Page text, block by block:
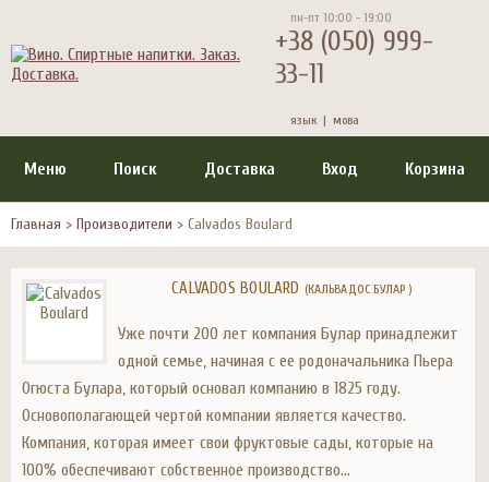
пн-пт 10:00 - 19:00
+38 (050) 999-
33-11
язык | мова
Меню Поиск Доставка Вход Корзина
Главная > Производители > Calvados Boulard
CALVADOS BOULARD (КАЛЬВАДОС БУЛАР )
Уже почти 200 лет компания Булар принадлежит
одной семье, начиная с ее родоначальника Пьера
Огюста Булара, который основал компанию в 1825 году.
Основополагающей чертой компании является качество.
Компания, которая имеет свои фруктовые сады, которые на
100% обеспечивают собственное производство...